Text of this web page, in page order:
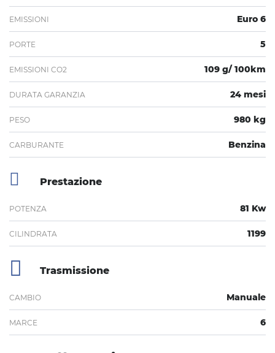
EMISSIONI Euro 6
PORTE 5
EMISSIONI CO2 109 g/ 100km
DURATA GARANZIA 24 mesi
PESO 980 kg
CARBURANTE Benzina
Prestazione
POTENZA 81 Kw
CILINDRATA 1199
Trasmissione
CAMBIO Manuale
MARCE 6